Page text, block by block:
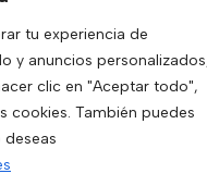
tu experiencia de
y anuncios
clic en "Aceptar todo",
cookies. También puedes
deseas
Condiciones
Política de